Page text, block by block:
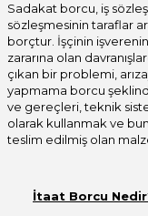
Sadakat borcu, iş
sözleşmesinin taraflar
borçtur. İşçinin
zararına olan
çıkan bir problemi,
yapmama borcu
ve gereçleri, teknik
olarak kullanmak ve
teslim edilmiş olan
İtaat Borcu